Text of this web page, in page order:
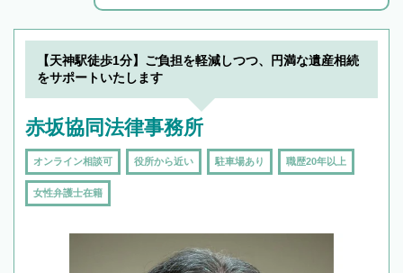
解決のみならず相続をトータルで任せることが
できます。また、相続は感情がからむ分野なの
でフィーリングも重要です。実際に電話や面談
で複数の弁護士と会話をしてウマが合う方に依
【天神駅徒歩1分】ご負担を軽減しつつ、円満な遺産相続
をサポートいたします
赤坂協同法律事務所
オンライン相談可 役所から近い 駐車場あり 職歴20年以上
女性弁護士在籍